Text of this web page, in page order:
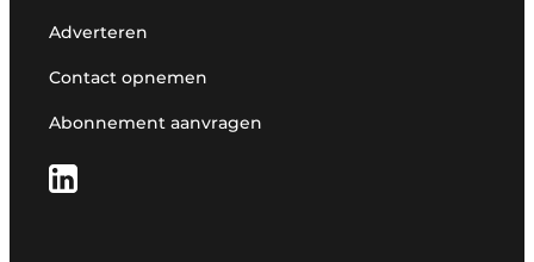
Adverteren
Contact opnemen
Abonnement aanvragen